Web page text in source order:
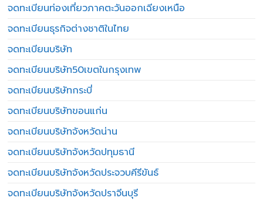
จดทะเบียนท่องเที่ยวภาคตะวันออกเฉียงเหนือ
จดทะเบียนธุรกิจต่างชาติในไทย
จดทะเบียนบริษัท
จดทะเบียนบริษัท50เขตในกรุงเทพ
จดทะเบียนบริษัทกระบี่
จดทะเบียนบริษัทขอนแก่น
จดทะเบียนบริษัทจังหวัดน่าน
จดทะเบียนบริษัทจังหวัดปทุมธานี
จดทะเบียนบริษัทจังหวัดประจวบคีรีขันธ์
จดทะเบียนบริษัทจังหวัดปราจีนบุรี